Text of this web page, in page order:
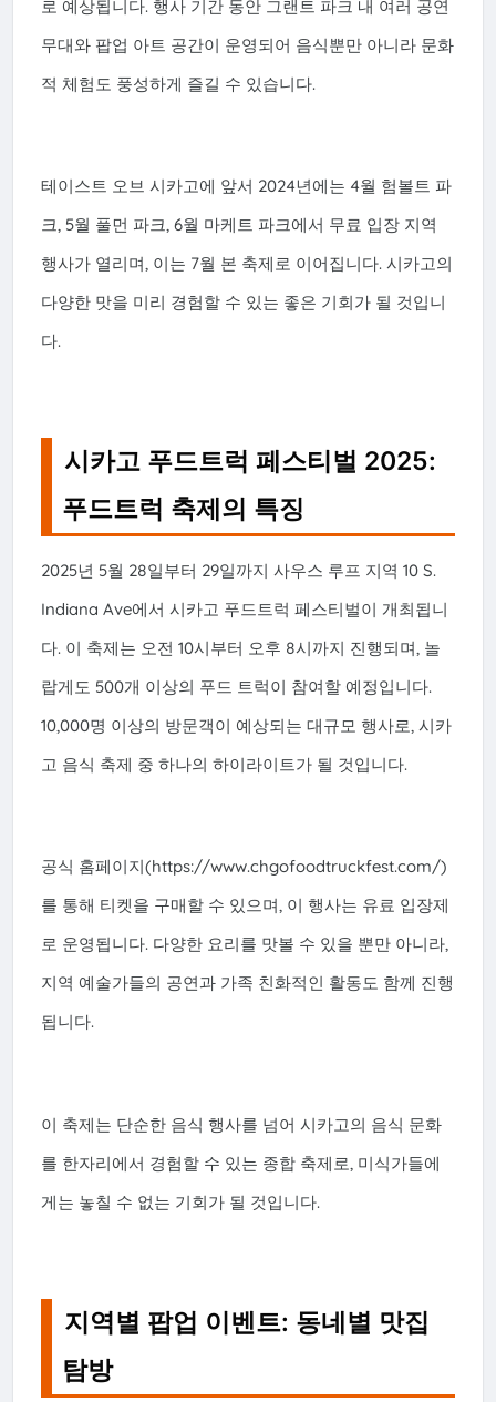
로 예상됩니다. 행사 기간 동안 그랜트 파크 내 여러 공연
무대와 팝업 아트 공간이 운영되어 음식뿐만 아니라 문화
적 체험도 풍성하게 즐길 수 있습니다.
테이스트 오브 시카고에 앞서 2024년에는 4월 험볼트 파
크, 5월 풀먼 파크, 6월 마케트 파크에서 무료 입장 지역
행사가 열리며, 이는 7월 본 축제로 이어집니다. 시카고의
다양한 맛을 미리 경험할 수 있는 좋은 기회가 될 것입니
다.
시카고 푸드트럭 페스티벌 2025:
푸드트럭 축제의 특징
2025년 5월 28일부터 29일까지 사우스 루프 지역 10 S.
Indiana Ave에서 시카고 푸드트럭 페스티벌이 개최됩니
다. 이 축제는 오전 10시부터 오후 8시까지 진행되며, 놀
랍게도 500개 이상의 푸드 트럭이 참여할 예정입니다.
10,000명 이상의 방문객이 예상되는 대규모 행사로, 시카
고 음식 축제 중 하나의 하이라이트가 될 것입니다.
공식 홈페이지(https://www.chgofoodtruckfest.com/)
를 통해 티켓을 구매할 수 있으며, 이 행사는 유료 입장제
로 운영됩니다. 다양한 요리를 맛볼 수 있을 뿐만 아니라,
지역 예술가들의 공연과 가족 친화적인 활동도 함께 진행
됩니다.
이 축제는 단순한 음식 행사를 넘어 시카고의 음식 문화
를 한자리에서 경험할 수 있는 종합 축제로, 미식가들에
게는 놓칠 수 없는 기회가 될 것입니다.
지역별 팝업 이벤트: 동네별 맛집
탐방